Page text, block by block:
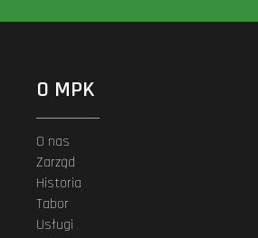
O MPK
O nas
Zarząd
Historia
Tabor
Usługi